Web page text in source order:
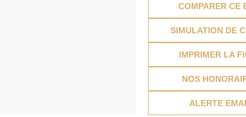
COMPARER CE
SIMULATION DE
IMPRIMER LA
NOS
ALERTE